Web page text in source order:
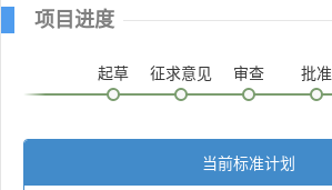
项目进度
起草 征求意见 审查 批准
当前标准计划